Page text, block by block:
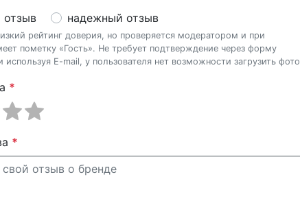
надежный отзыв
рейтинг доверия, но проверяется модератором и при
пометку «Гость». Не требует подтверждение через форму
используя E-mail, у пользователя нет возможности загрузить фото
*
*